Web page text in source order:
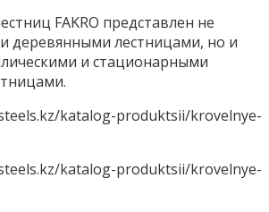
FAKRO представлен не
деревянными лестницами, но и
и стационарными
katalog-produktsii/krovelnye-
katalog-produktsii/krovelnye-